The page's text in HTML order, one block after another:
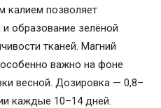
калием позволяет
и образование зелёной
тканей. Магний
важно на фоне
весной. Дозировка — 0,8–
каждые 10–14 дней.